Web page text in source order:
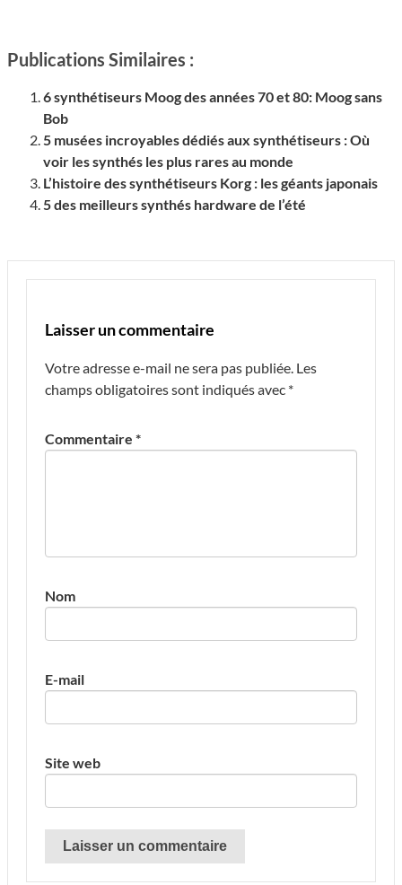
Publications Similaires :
6 synthétiseurs Moog des années 70 et 80: Moog sans
Bob
5 musées incroyables dédiés aux synthétiseurs : Où
voir les synthés les plus rares au monde
L’histoire des synthétiseurs Korg : les géants japonais
5 des meilleurs synthés hardware de l’été
Laisser un commentaire
Votre adresse e-mail ne sera pas publiée. Les
champs obligatoires sont indiqués avec *
Commentaire *
Nom
E-mail
Site web